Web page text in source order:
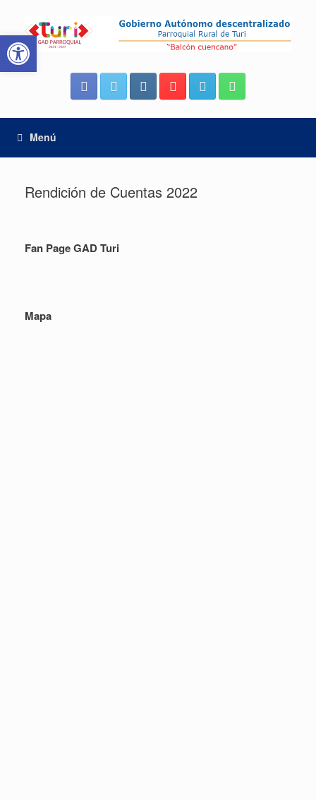
contenido
Menú
Rendición de Cuentas 2022
Fan Page GAD Turi
Mapa
Abrir barra de herramientas